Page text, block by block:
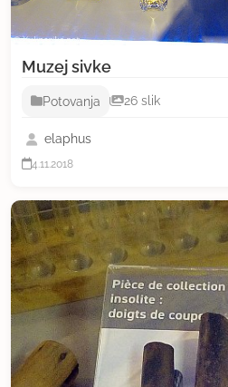
Muzej sivke
Potovanja 26 slik
elaphus
4.11.2018